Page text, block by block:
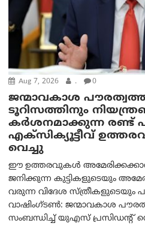
Aug 7, 2026 . 0
ജന്മാവകാശ
ടൂറിസത്തിനും
കർശനമാക്കുന്ന രണ്ട്
എക്സിക്യൂട്ടീവ്
വെച്ചു
ഈ ഉത്തരവുകൾ
ജനിക്കുന്ന കുട്ടികളുടെയും
വരുന്ന വിദേശ സ്ത്രീകളുടെയും
വാഷിംഗ്ടണ്‍: ജന്മാവകാശ
സംബന്ധിച്ച് യുഎസ് പ്രസിഡന്റ്